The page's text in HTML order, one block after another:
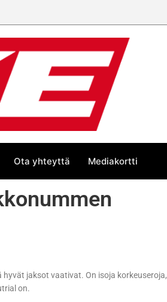
Ota yhteyttä Mediakortti
jaksot vaativat. On isoja korkeuseroja,
on.